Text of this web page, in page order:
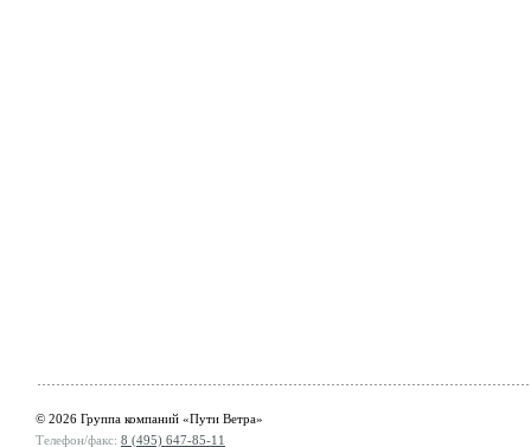
© 2026 Группа компаний «Пути Ветра»
Телефон/факс: 8 (495) 647-85-11